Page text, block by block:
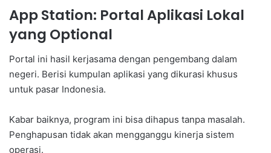
App Station: Portal Aplikasi Lokal
yang Optional
Portal ini hasil kerjasama dengan pengembang dalam
negeri. Berisi kumpulan aplikasi yang dikurasi khusus
untuk pasar Indonesia.
Kabar baiknya, program ini bisa dihapus tanpa masalah.
Penghapusan tidak akan mengganggu kinerja sistem
operasi.